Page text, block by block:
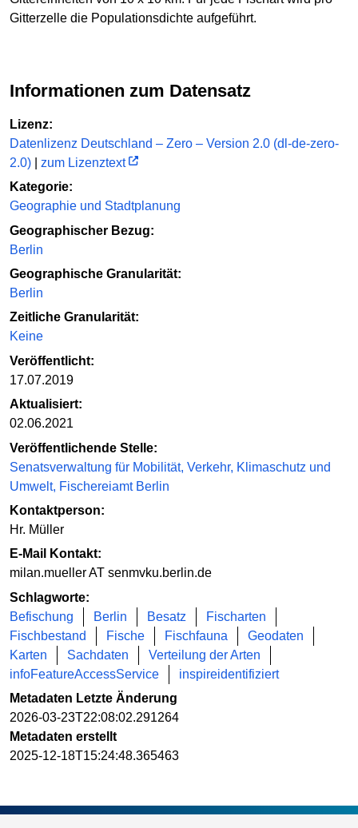
Gitterzelle die Populationsdichte aufgeführt.
Informationen zum Datensatz
Lizenz:
Datenlizenz Deutschland – Zero – Version 2.0 (dl-de-zero-
2.0)
zum Lizenztext
Kategorie:
Geographie und Stadtplanung
Geographischer Bezug:
Berlin
Geographische Granularität:
Berlin
Zeitliche Granularität:
Keine
Veröffentlicht:
17.07.2019
Aktualisiert:
02.06.2021
Veröffentlichende Stelle:
Senatsverwaltung für Mobilität, Verkehr, Klimaschutz und
Umwelt, Fischereiamt Berlin
Kontaktperson:
Hr. Müller
E-Mail Kontakt:
milan.mueller AT senmvku.berlin.de
Schlagworte:
Befischung
Berlin Besatz
Fischarten
Fischbestand
Fische Fischfauna
Geodaten
Karten
Sachdaten
Verteilung der Arten
infoFeatureAccessService
inspireidentifiziert
Metadaten Letzte Änderung
2026-03-23T22:08:02.291264
Metadaten erstellt
2025-12-18T15:24:48.365463